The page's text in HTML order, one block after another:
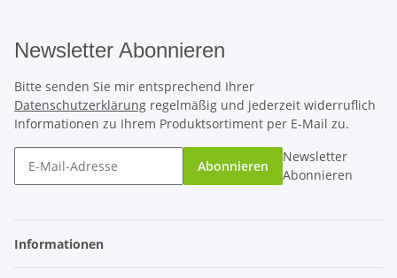
Newsletter Abonnieren
Bitte senden Sie mir entsprechend Ihrer
Datenschutzerklärung regelmäßig und jederzeit widerruflich
Informationen zu Ihrem Produktsortiment per E-Mail zu.
Abonnieren
Newsletter
Abonnieren
Informationen